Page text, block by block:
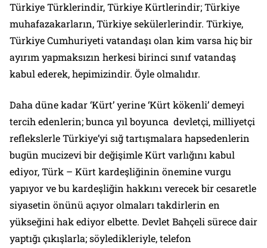
Türkiye Türklerindir, Türkiye Kürtlerindir; Türkiye
muhafazakarların, Türkiye sekülerlerindir. Türkiye,
Türkiye Cumhuriyeti vatandaşı olan kim varsa hiç bir
ayırım yapmaksızın herkesi birinci sınıf vatandaş
kabul ederek, hepimizindir. Öyle olmalıdır.
Daha düne kadar ‘Kürt’ yerine ‘Kürt kökenli’ demeyi
tercih edenlerin; bunca yıl boyunca devletçi, milliyetçi
reflekslerle Türkiye’yi sığ tartışmalara hapsedenlerin
bugün mucizevi bir değişimle Kürt varlığını kabul
ediyor, Türk – Kürt kardeşliğinin önemine vurgu
yapıyor ve bu kardeşliğin hakkını verecek bir cesaretle
siyasetin önünü açıyor olmaları takdirlerin en
yükseğini hak ediyor elbette. Devlet Bahçeli sürece dair
yaptığı çıkışlarla; söyledikleriyle, telefon